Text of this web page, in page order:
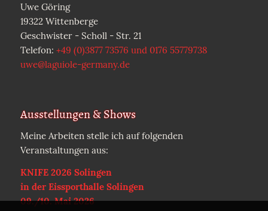
Uwe Göring
19322 Wittenberge
Geschwister - Scholl - Str. 21
Telefon: +49 (0)3877 73576 und 0176 55779738
uwe@laguiole-germany.de
Ausstellungen & Shows
Meine Arbeiten stelle ich auf folgenden
Veranstaltungen aus:
KNIFE 2026 Solingen
in der Eissporthalle Solingen
09./10. Mai 2026